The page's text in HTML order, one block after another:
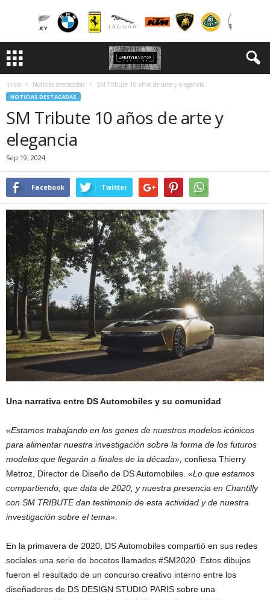
Inicio Noticias destacadas SM Tribute 10 años de arte y elegancia
NOTICIAS DESTACADAS
SM Tribute 10 años de arte y
elegancia
Sep 19, 2024
Facebook Twitter
Una narrativa entre DS Automobiles y su comunidad
«Estamos trabajando en los genes de nuestros modelos icónicos
para alimentar nuestra investigación sobre la forma de los futuros
modelos que llegarán a finales de la década», confiesa Thierry
Metroz, Director de Diseño de DS Automobiles. «Lo que estamos
compartiendo, que data de 2020, y nuestra presencia en Chantilly
con SM TRIBUTE dan testimonio de esta actividad y de nuestra
investigación sobre el tema».
En la primavera de 2020, DS Automobiles compartió en sus redes
sociales una serie de bocetos llamados #SM2020. Estos dibujos
fueron el resultado de un concurso creativo interno entre los
diseñadores de DS DESIGN STUDIO PARIS sobre una